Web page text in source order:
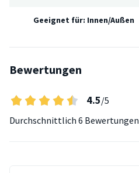
Geeignet für: Innen/Außen
Bewertungen
4.5/5
Durchschnittlich 6 Bewertungen